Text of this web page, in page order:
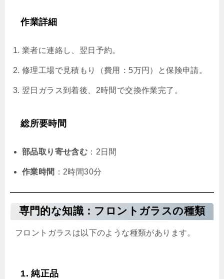
作業詳細
業者に連絡し、翌日予約。
修理工場で見積もり（費用：5万円）と保険申請。
翌日ガラス到着後、2時間で交換作業完了。
総所要時間
部品取り寄せ含む ：2日間
作業時間 ：2時間30分
専門的な知識：フロントガラスの種類
フロントガラスは以下のような種類があります。
1. 純正品